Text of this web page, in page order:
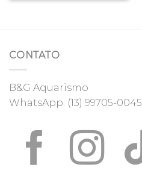
CONTATO
B&G Aquarismo
WhatsApp: (13) 99705-0045